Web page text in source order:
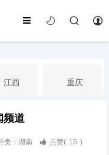
江西 重庆
福建
频道
类：湖南 点赞( 15 )